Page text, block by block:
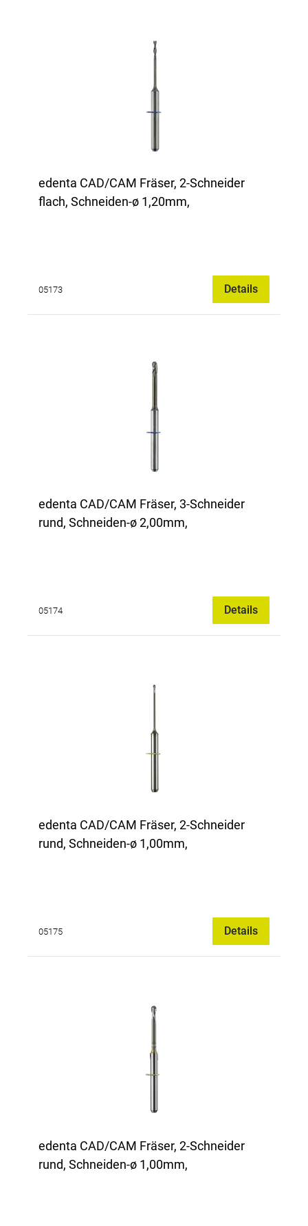
edenta CAD/CAM Fräser, 2-Schneider
flach, Schneiden-ø 1,20mm,
05173 Details
edenta CAD/CAM Fräser, 3-Schneider
rund, Schneiden-ø 2,00mm,
05174 Details
edenta CAD/CAM Fräser, 2-Schneider
rund, Schneiden-ø 1,00mm,
05175 Details
edenta CAD/CAM Fräser, 2-Schneider
rund, Schneiden-ø 1,00mm,